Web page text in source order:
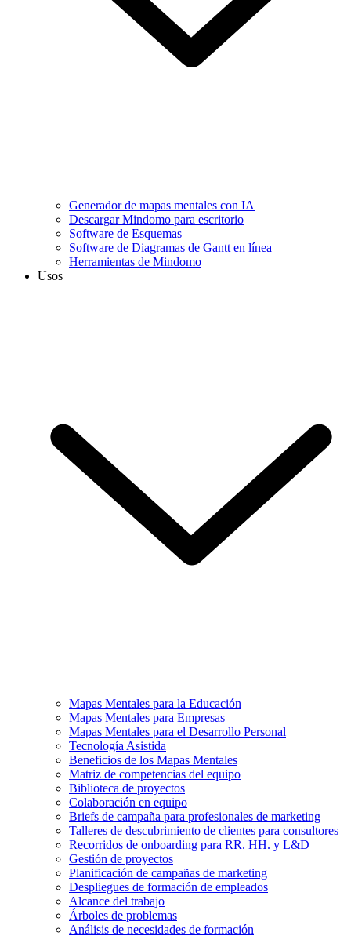
Generador de mapas mentales con IA
Descargar Mindomo para escritorio
Software de Esquemas
Software de Diagramas de Gantt en línea
Herramientas de Mindomo
Usos
Mapas Mentales para la Educación
Mapas Mentales para Empresas
Mapas Mentales para el Desarrollo Personal
Tecnología Asistida
Beneficios de los Mapas Mentales
Matriz de competencias del equipo
Biblioteca de proyectos
Colaboración en equipo
Briefs de campaña para profesionales de marketing
Talleres de descubrimiento de clientes para consultores
Recorridos de onboarding para RR. HH. y L&D
Gestión de proyectos
Planificación de campañas de marketing
Despliegues de formación de empleados
Alcance del trabajo
Árboles de problemas
Análisis de necesidades de formación